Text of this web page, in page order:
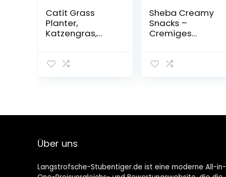
Catit Grass
Planter,
Katzengras,
Abdeckgitter +
2er Pack
Sheba Creamy
Snacks –
Cremiges
Praktische Sticks
n
Über uns
Langstrofsche-Stubentiger.de ist eine moderne All-in-